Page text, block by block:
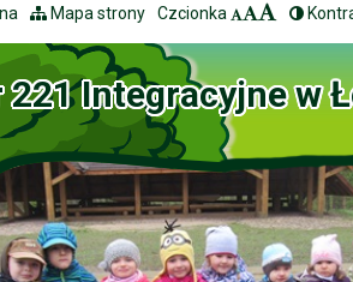
Mapa strony Czcionka
Integracyjne w